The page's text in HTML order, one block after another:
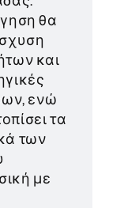
θα
και
ενώ
τα
των
με